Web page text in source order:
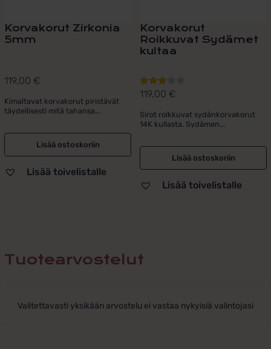
Korvakorut Zirkonia
5mm
119,00 €
Kimaltavat korvakorut piristävät
täydellisesti mitä tahansa...
Lisää ostoskoriin
Lisää toivelistalle
Korvakorut
Roikkuvat Sydämet
kultaa
Arvostelu
3.00 / 5
119,00 €
Sirot roikkuvat sydänkorvakorut
14K kullasta. Sydämen...
Lisää ostoskoriin
Lisää toivelistalle
Tuotearvostelut
Valitettavasti yksikään arvostelu ei vastaa nykyisiä valintojasi